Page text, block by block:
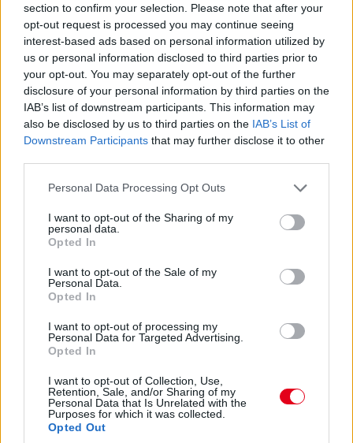
section to confirm your selection. Please note that after your
opt-out request is processed you may continue seeing
interest-based ads based on personal information utilized by
us or personal information disclosed to third parties prior to
your opt-out. You may separately opt-out of the further
disclosure of your personal information by third parties on the
IAB’s list of downstream participants. This information may
also be disclosed by us to third parties on the IAB’s List of
Downstream Participants that may further disclose it to other
Please note that this website/app uses one or more Google
not limited to your visit or usage behaviour. You may click to
grant or deny consent to Google and its third-party tags to
use your data for below specified purposes in below Google
consent section.
Personal Data Processing Opt Outs
I want to opt-out of the Sharing of my
personal data.
Opted In
I want to opt-out of the Sale of my
Personal Data.
Opted In
I want to opt-out of processing my
Personal Data for Targeted Advertising.
Opted In
I want to opt-out of Collection, Use,
Retention, Sale, and/or Sharing of my
Personal Data that Is Unrelated with the
Purposes for which it was collected.
Opted Out
16:21
Gyorsan változnak a dolgok! Alonso az élen 1:12.886-os
idővel, Ocon a második 133 ezredes lemaradással, de
meglepetés Gasly harmadik, illetőleg De Vries hatodik helye is.
16:21
A brit-thai versenyzőtől gyorsan elveszik az első pozíciót.
Egyelőre Verstappen és Russell került elé.
Szomorúan sétál vissza Perez, hamarosan az újságírók
kérdéseire is válaszolni fog. Kollégánk is a helyszínen van, így
érdemes lesz majd figyelni a Formula.hu weboldalát az